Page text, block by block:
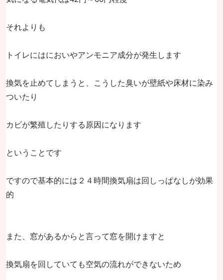
それよりも
トイレにはにおいやアンモニア成分が発生します
換気を止めてしまうと、こうした臭いが壁紙や床材に染み
ついたり
カビが繁殖したりする原因になります
ということです
ですので基本的には２４時間換気扇は回しっぱなしが効果
的
また、窓があるからと言って窓を開けますと
換気扇を回していても空気の流れができないため